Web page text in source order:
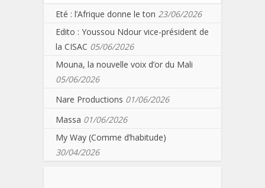
Eté : l’Afrique donne le ton 23/06/2026
Edito : Youssou Ndour vice-président de
la CISAC 05/06/2026
Mouna, la nouvelle voix d’or du Mali
05/06/2026
Nare Productions 01/06/2026
Massa 01/06/2026
My Way (Comme d’habitude)
30/04/2026